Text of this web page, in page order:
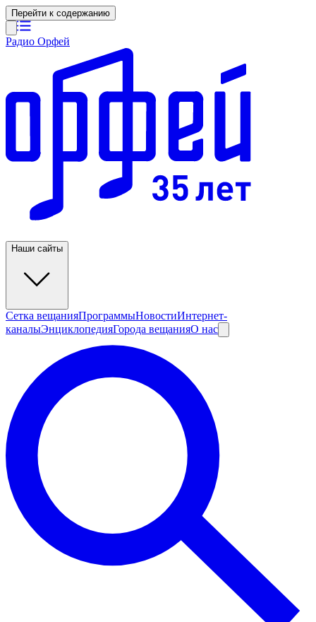
Перейти к содержанию
Радио Орфей
Наши сайты
Сетка вещанияПрограммыНовостиИнтернет-
каналыЭнциклопедияГорода вещанияО нас